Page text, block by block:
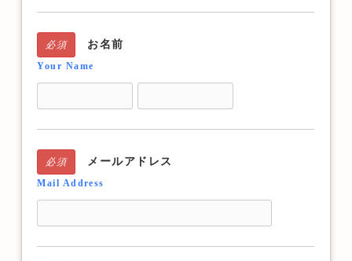
必須 お名前
Your Name
必須 メールアドレス
Mail Address